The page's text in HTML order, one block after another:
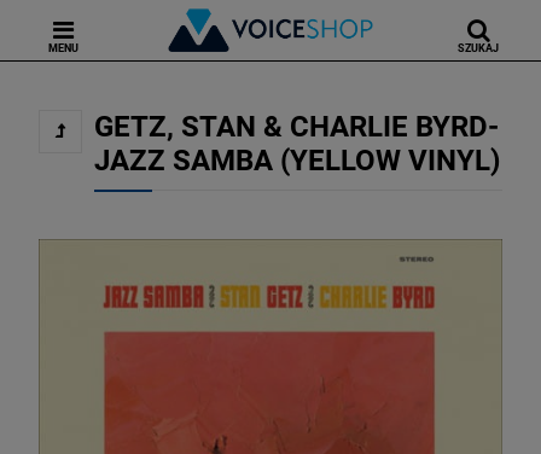
MENU SZUKAJ
GETZ, STAN & CHARLIE BYRD-
JAZZ SAMBA (YELLOW VINYL)